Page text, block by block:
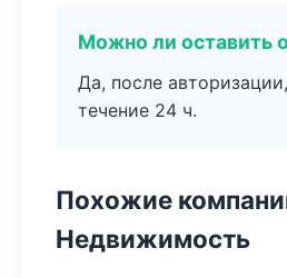
Можно ли оставить
Да, после
течение 24 ч.
Похожие
Недвижимость